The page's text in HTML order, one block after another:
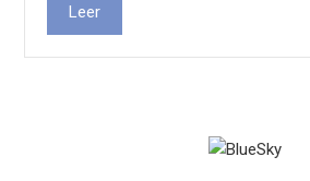
Leer